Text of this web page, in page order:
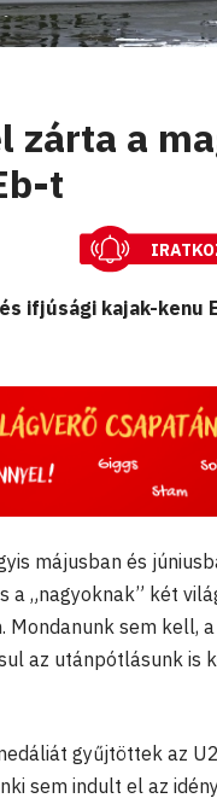
zárta a
t
ifjúsági kajak-kenu
májusban és
„nagyoknak” két
sem kell,
az utánpótlásunk is
gyűjtöttek az
sem indult el az